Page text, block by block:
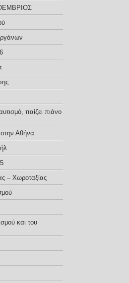
παίζει πιάνο
Αθήνα
– Χωροταξίας
και του